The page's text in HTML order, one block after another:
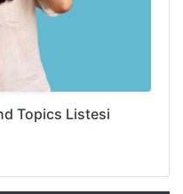
Topics Listesi